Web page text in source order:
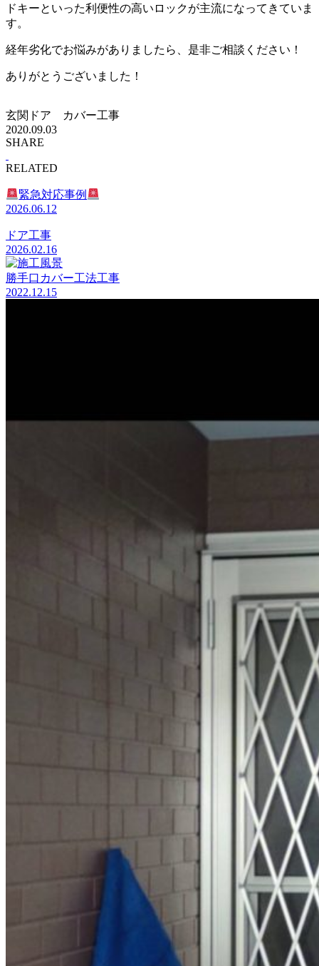
ドキーといった利便性の高いロックが主流になってきていま
す。
経年劣化でお悩みがありましたら、是非ご相談ください！
ありがとうございました！
玄関ドア カバー工事
2020.09.03
SHARE
RELATED
緊急対応事例
2026.06.12
ドア工事
2026.02.16
勝手口カバー工法工事
2022.12.15